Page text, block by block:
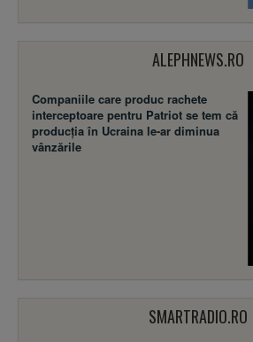
ALEPHNEWS.RO
Companiile care produc rachete
interceptoare pentru Patriot se tem că
producția în Ucraina le-ar diminua
vânzările
SMARTRADIO.RO